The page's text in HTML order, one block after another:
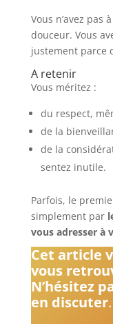
Vous n’avez
douceur. Vous
justement parce
A retenir
Vous méritez :
du respect,
de la
de la
sentez inutile.
Parfois, le
simplement par
vous adresser à
Cet article
vous
N’hésitez
en discuter.